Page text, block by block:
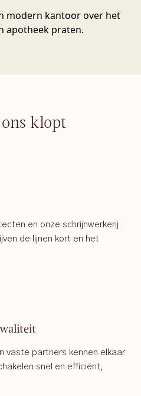
klopt
en onze schrijnwerkerij
de lijnen kort en het
vaste partners kennen elkaar
snel en efficiënt,